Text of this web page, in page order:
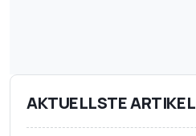
AKTUELLSTE ARTIKEL